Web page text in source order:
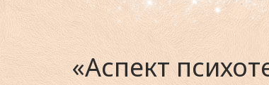
«Аспект